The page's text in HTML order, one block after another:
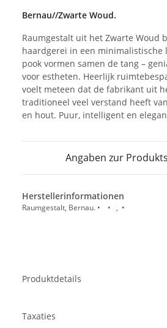
Bernau//Zwarte Woud.
Raumgestalt uit het Zwarte Woud
haardgerei in een minimalistische
pook vormen samen de tang –
voor estheten. Heerlijk
voelt meteen dat de fabrikant uit
traditioneel veel verstand heeft
en hout. Puur, intelligent en
Angaben zur
Herstellerinformationen
Raumgestalt, Bernau. • • , •
Produktdetails
Taxaties